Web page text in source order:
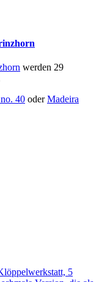
werden 29
40 oderMadeira